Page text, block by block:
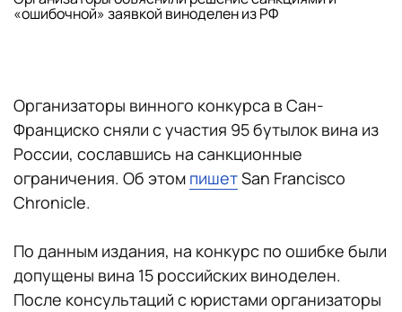
«ошибочной» заявкой виноделен из РФ
Организаторы винного конкурса в Сан-
Франциско сняли с участия 95 бутылок вина из
России, сославшись на санкционные
ограничения. Об этом пишетSan Francisco
Chronicle.
По данным издания, на конкурс по ошибке были
допущены вина 15 российских виноделен.
После консультаций с юристами организаторы